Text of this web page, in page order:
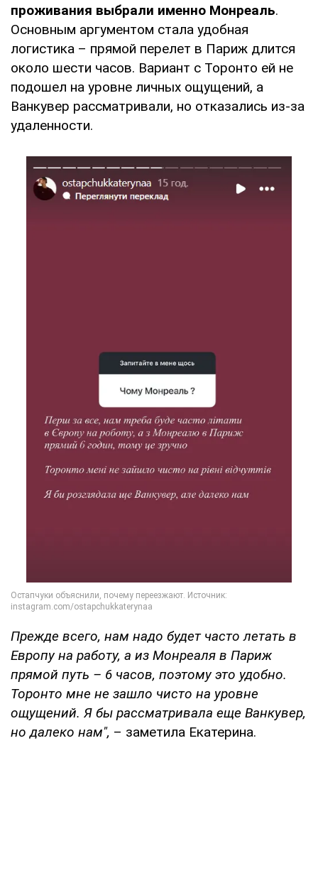
проживания выбрали именно Монреаль.
Основным аргументом стала удобная
логистика – прямой перелет в Париж длится
около шести часов. Вариант с Торонто ей не
подошел на уровне личных ощущений, а
Ванкувер рассматривали, но отказались из-за
удаленности.
Прежде всего, нам надо будет часто летать в
Европу на работу, а из Монреаля в Париж
прямой путь – 6 часов, поэтому это удобно.
Торонто мне не зашло чисто на уровне
ощущений. Я бы рассматривала еще Ванкувер,
но далеко нам", – заметила Екатерина.